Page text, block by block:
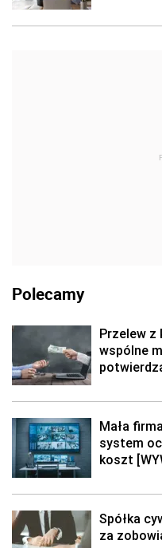
Polecamy
Przelew
wspólne
Mała
system
koszt
Spółka
za